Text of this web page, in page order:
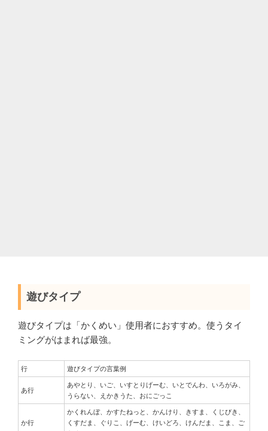
遊びタイプ
遊びタイプは「かくめい」使用者におすすめ。使うタイ
ミングがはまれば最強。
行 遊びタイプの言葉例
あ行
あやとり、いご、いすとりげーむ、いとでんわ、いろがみ、
うらない、えかきうた、おにごっこ
か行
かくれんぼ、かすたねっと、かんけり、きすま、くじびき、
くすだま、ぐりこ、げーむ、けいどろ、けんだま、こま、ご